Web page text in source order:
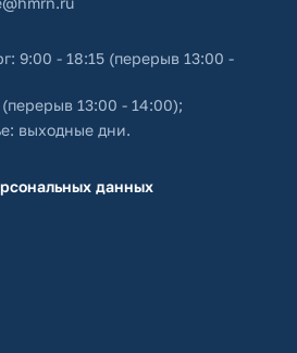
9:00 - 18:15 (перерыв 13:00 -
13:00 - 14:00);
выходные дни.
данных